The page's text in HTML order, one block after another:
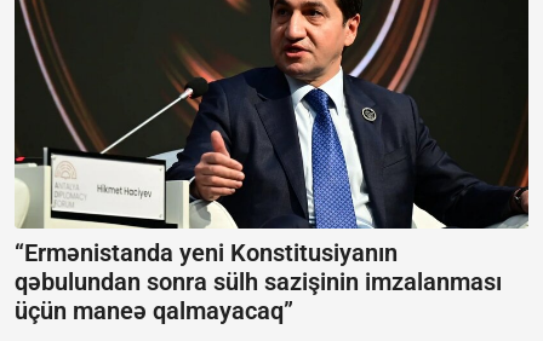
“Ermənistanda yeni Konstitusiyanın
qəbulundan sonra sülh sazişinin imzalanması
üçün maneə qalmayacaq”